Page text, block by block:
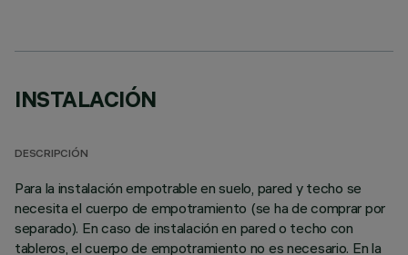
INSTALACIÓN
DESCRIPCIÓN
Para la instalación empotrable en suelo, pared y techo se
necesita el cuerpo de empotramiento (se ha de comprar por
separado). En caso de instalación en pared o techo con
tableros, el cuerpo de empotramiento no es necesario. En la